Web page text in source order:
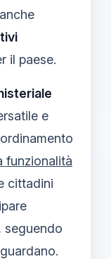
il paese.
e
funzionalità
cittadini
seguendo